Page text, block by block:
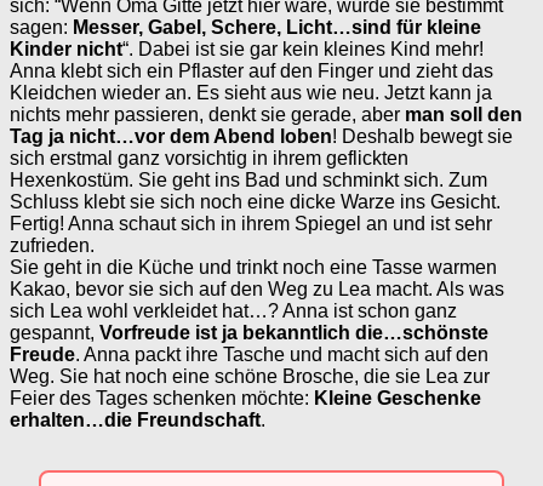
sich: “Wenn Oma Gitte jetzt hier wäre, würde sie bestimmt
sagen: Messer, Gabel, Schere, Licht…sind für kleine
Kinder nicht“. Dabei ist sie gar kein kleines Kind mehr!
Anna klebt sich ein Pflaster auf den Finger und zieht das
Kleidchen wieder an. Es sieht aus wie neu. Jetzt kann ja
nichts mehr passieren, denkt sie gerade, aber man soll den
Tag ja nicht…vor dem Abend loben! Deshalb bewegt sie
sich erstmal ganz vorsichtig in ihrem geflickten
Hexenkostüm. Sie geht ins Bad und schminkt sich. Zum
Schluss klebt sie sich noch eine dicke Warze ins Gesicht.
Fertig! Anna schaut sich in ihrem Spiegel an und ist sehr
zufrieden.
Sie geht in die Küche und trinkt noch eine Tasse warmen
Kakao, bevor sie sich auf den Weg zu Lea macht. Als was
sich Lea wohl verkleidet hat…? Anna ist schon ganz
gespannt, Vorfreude ist ja bekanntlich die…schönste
Freude. Anna packt ihre Tasche und macht sich auf den
Weg. Sie hat noch eine schöne Brosche, die sie Lea zur
Feier des Tages schenken möchte: Kleine Geschenke
erhalten…die Freundschaft.